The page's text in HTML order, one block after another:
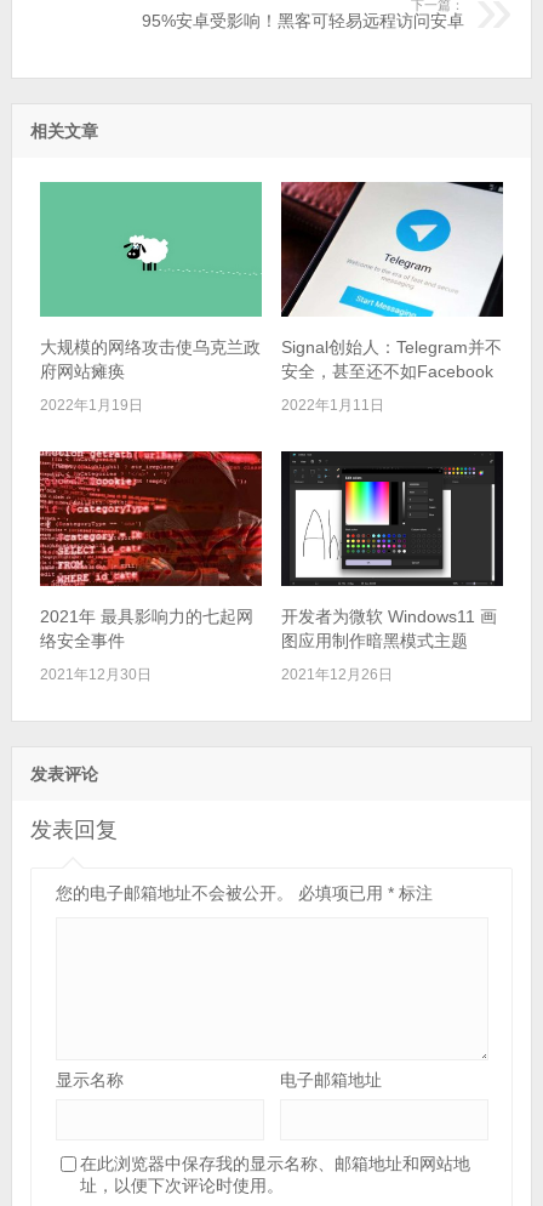
下一篇：
95%安卓受影响！黑客可轻易远程访问安卓
相关文章
大规模的网络攻击使乌克兰政
府网站瘫痪
2022年1月19日
Signal创始人：Telegram并不
安全，甚至还不如Facebook
2022年1月11日
2021年 最具影响力的七起网
络安全事件
2021年12月30日
开发者为微软 Windows11 画
图应用制作暗黑模式主题
2021年12月26日
发表评论
发表回复
您的电子邮箱地址不会被公开。 必填项已用 *标注
显示名称 电子邮箱地址
在此浏览器中保存我的显示名称、邮箱地址和网站地
址，以便下次评论时使用。